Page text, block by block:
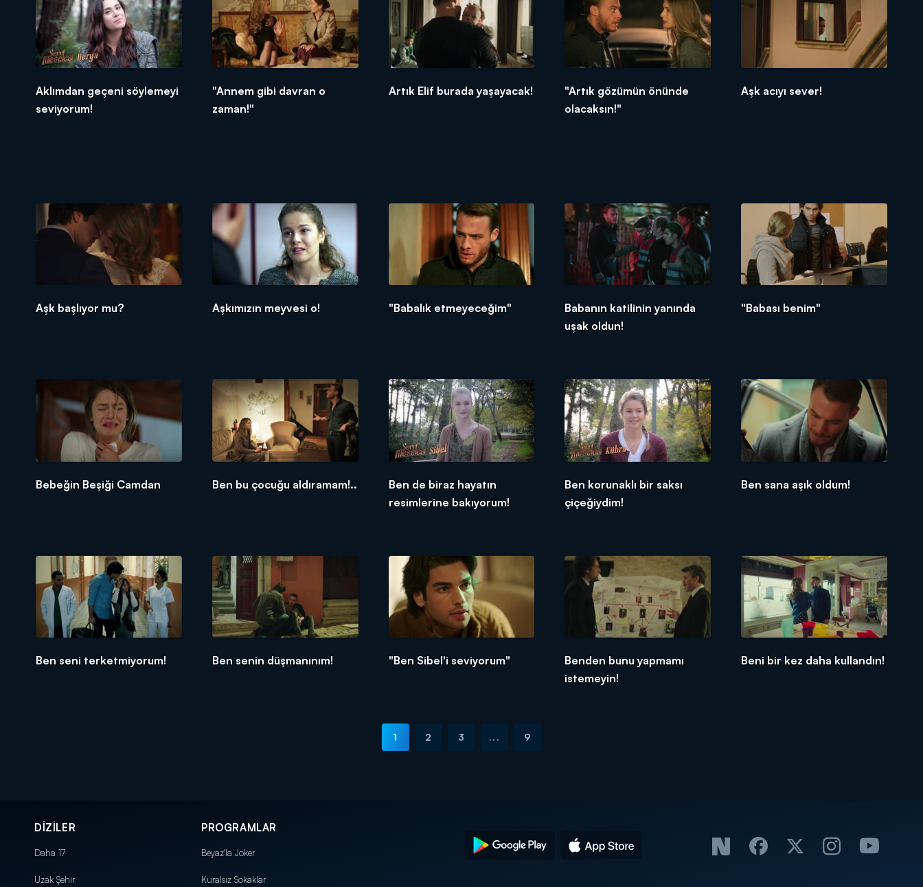
Aklımdan geçeni söylemeyi
seviyorum!
"Annem gibi davran o
zaman!"
Artık Elif burada yaşayacak!
"Artık gözümün önünde
olacaksın!"
Aşk acıyı sever!
Aşk başlıyor mu? Aşkımızın meyvesi o! "Babalık etmeyeceğim"
Babanın katilinin yanında
uşak oldun!
"Babası benim"
Bebeğin Beşiği Camdan Ben bu çocuğu aldıramam!..
Ben de biraz hayatın
resimlerine bakıyorum!
Ben korunaklı bir saksı
çiçeğiydim!
Ben sana aşık oldum!
Ben seni terketmiyorum! Ben senin düşmanınım! "Ben Sibel'i seviyorum"
Benden bunu yapmamı
istemeyin!
Beni bir kez daha kullandın!
1 2 3 ... 9
DİZİLER
Daha 17
Uzak Şehir
PROGRAMLAR
Beyaz'la Joker
Kuralsız Sokaklar